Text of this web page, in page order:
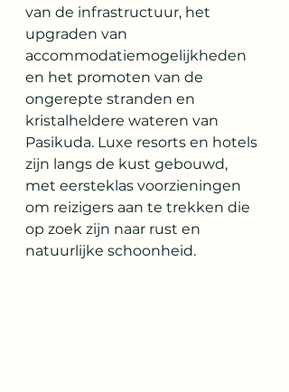
van de infrastructuur, het
upgraden van
accommodatiemogelijkheden
en het promoten van de
ongerepte stranden en
kristalheldere wateren van
Pasikuda. Luxe resorts en hotels
zijn langs de kust gebouwd,
met eersteklas voorzieningen
om reizigers aan te trekken die
op zoek zijn naar rust en
natuurlijke schoonheid.